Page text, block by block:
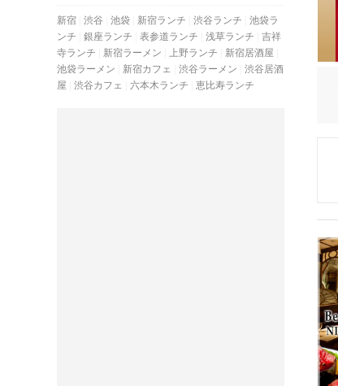
新宿 渋谷 池袋 新宿ランチ 渋谷ランチ 池袋ラ
ンチ 銀座ランチ 表参道ランチ 浅草ランチ 吉祥
寺ランチ
新宿ラーメン 上野ランチ
新宿居酒屋
池袋ラーメン
新宿カフェ 渋谷ラーメン 渋谷居酒
屋 渋谷カフェ 六本木ランチ 恵比寿ランチ